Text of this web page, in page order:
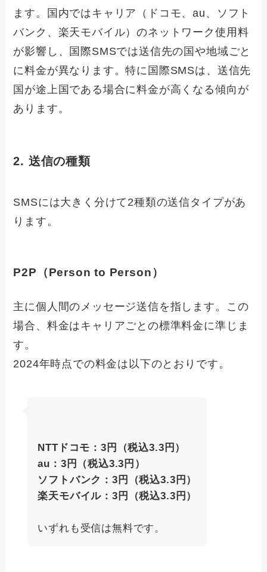
ます。国内ではキャリア（ドコモ、au、ソフト
バンク、楽天モバイル）のネットワーク使用料
が影響し、国際SMSでは送信先の国や地域ごと
に料金が異なります。特に国際SMSは、送信先
国が途上国である場合に料金が高くなる傾向が
あります。
2. 送信の種類
SMSには大きく分けて2種類の送信タイプがあ
ります。
P2P（Person to Person）
主に個人間のメッセージ送信を指します。この
場合、料金はキャリアごとの標準料金に準じま
す。
2024年時点での料金は以下のとおりです。
NTTドコモ：3円（税込3.3円）
au：3円（税込3.3円）
ソフトバンク：3円（税込3.3円）
楽天モバイル：3円（税込3.3円）
いずれも受信は無料です。